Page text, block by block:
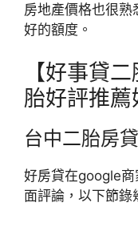
房地產價格也很熟
好的額度。
【好事貸
胎好評推薦
台中二胎房
好房貸在google
面評論，以下節錄